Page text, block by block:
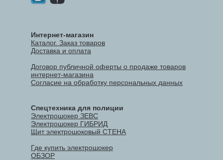
Интернет-магазин
Каталог. Заказ товаров
Доставка и оплата
Договор публичной оферты о продаже товаров
интернет-магазина
Согласие на обработку персональных данных
Спецтехника для полиции
Электрошокер ЗЕВС
Электрошокер ГИБРИД
Щит электрошоковый СТЕНА
Где купить электрошокер
ОБЗОР